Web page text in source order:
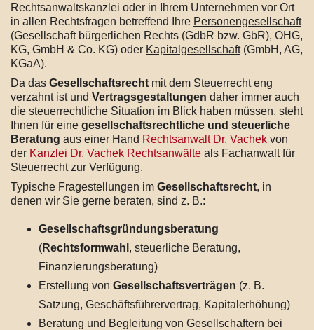
Rechtsanwaltskanzlei oder in Ihrem Unternehmen vor Ort
in allen Rechtsfragen betreffend Ihre Personengesellschaft
(Gesellschaft bürgerlichen Rechts (GdbR bzw. GbR), OHG,
KG, GmbH & Co. KG) oder Kapitalgesellschaft(GmbH, AG,
KGaA).
Da das Gesellschaftsrecht mit dem Steuerrecht eng
verzahnt ist und Vertragsgestaltungen daher immer auch
die steuerrechtliche Situation im Blick haben müssen, steht
Ihnen für eine gesellschaftsrechtliche und steuerliche
Beratung aus einer Hand Rechtsanwalt Dr. Vachek von
der Kanzlei Dr. Vachek Rechtsanwälte als Fachanwalt für
Steuerrecht zur Verfügung.
Typische Fragestellungen im Gesellschaftsrecht, in
denen wir Sie gerne beraten, sind z. B.:
Gesellschaftsgründungsberatung
(Rechtsformwahl , steuerliche Beratung,
Finanzierungsberatung)
Erstellung von Gesellschaftsverträgen (z. B.
Satzung, Geschäftsführervertrag, Kapitalerhöhung)
Beratung und Begleitung von Gesellschaftern bei